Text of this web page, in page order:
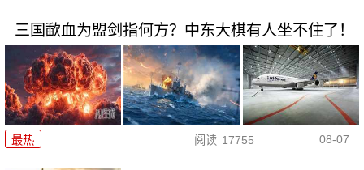
三国歃血为盟剑指何方？中东大棋有人坐不住了！
最热 阅读 17755 08-07